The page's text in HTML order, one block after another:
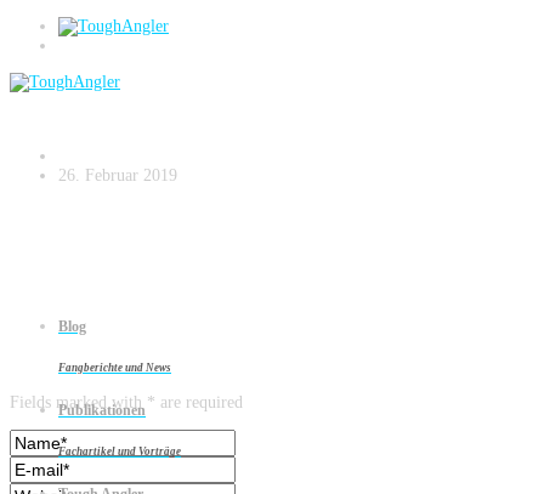
Blog
Fangberichte und News
Publikationen
Fachartikel und Vorträge
Versperrbares-Rutenstaufach-Fahrerseite
26. Februar 2019
Leave a reply
Fields marked with * are required